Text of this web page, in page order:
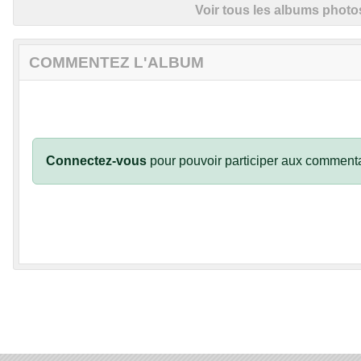
Voir tous les albums
COMMENTEZ L'ALBUM
Connectez-vous pour pouvoir participer aux